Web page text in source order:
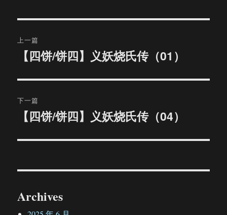
章
航
上一篇
文
章：
【四饼/饼四】义妖烧氏传（01）
下一篇
文
【四饼/饼四】义妖烧氏传（04）
Archives